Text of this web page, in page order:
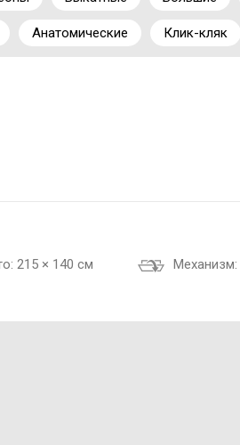
Анатомические Клик-кляк
215 × 140 см Механизм: